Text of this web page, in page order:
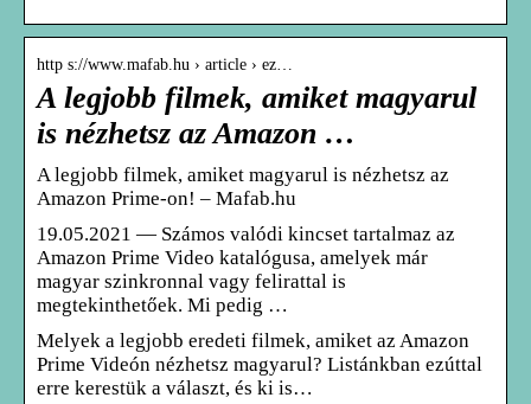
http s://www.mafab.hu › article › ez…
A legjobb filmek, amiket magyarul
is nézhetsz az Amazon …
A legjobb filmek, amiket magyarul is nézhetsz az
Amazon Prime-on! – Mafab.hu
19.05.2021 — Számos valódi kincset tartalmaz az
Amazon Prime Video katalógusa, amelyek már
magyar szinkronnal vagy felirattal is
megtekinthetőek. Mi pedig …
Melyek a legjobb eredeti filmek, amiket az Amazon
Prime Videón nézhetsz magyarul? Listánkban ezúttal
erre kerestük a választ, és ki is…